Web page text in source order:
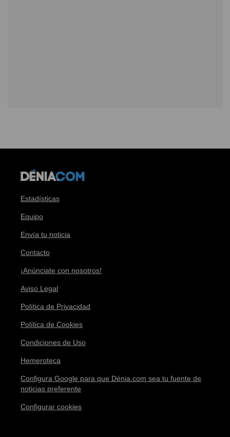
Estadísticas
Equipo
Envía tu noticia
Contacto
¡Anúnciate con nosotros!
Aviso Legal
Política de Privacidad
Política de Cookies
Condiciones de Uso
Hemeroteca
Configura Google para que Dénia.com sea tu fuente de
noticias preferente
Configurar cookies